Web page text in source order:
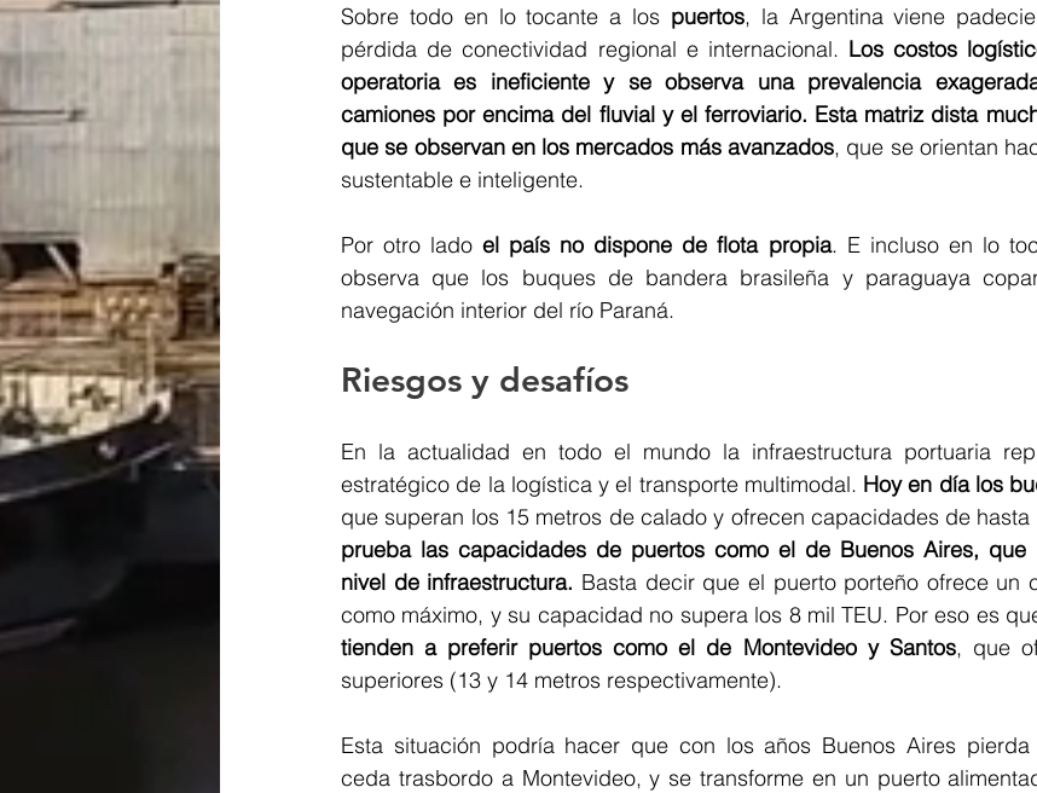
Sobre todo en lo tocante a los puertos, la Argentina viene
pérdida de conectividad regional e internacional. Los costos
operatoria es ineficiente y se observa una prevalencia
camiones por encima del fluvial y el ferroviario. Esta matriz dista
que se observan en los mercados más avanzados, que se orientan
sustentable e inteligente.
Por otro lado el país no dispone de flota propia. E incluso en lo
observa que los buques de bandera brasileña y paraguaya
navegación interior del río Paraná.
Riesgos y desafíos
En la actualidad en todo el mundo la infraestructura portuaria
estratégico de la logística y el transporte multimodal. Hoy en día los
que superan los 15 metros de calado y ofrecen capacidades de hasta
prueba las capacidades de puertos como el de Buenos Aires, que
nivel de infraestructura. Basta decir que el puerto porteño ofrece un
como máximo, y su capacidad no supera los 8 mil TEU. Por eso es
tienden a preferir puertos como el de Montevideo y Santos, que
superiores (13 y 14 metros respectivamente).
Esta situación podría hacer que con los años Buenos Aires pierda
ceda trasbordo a Montevideo, y se transforme en un puerto